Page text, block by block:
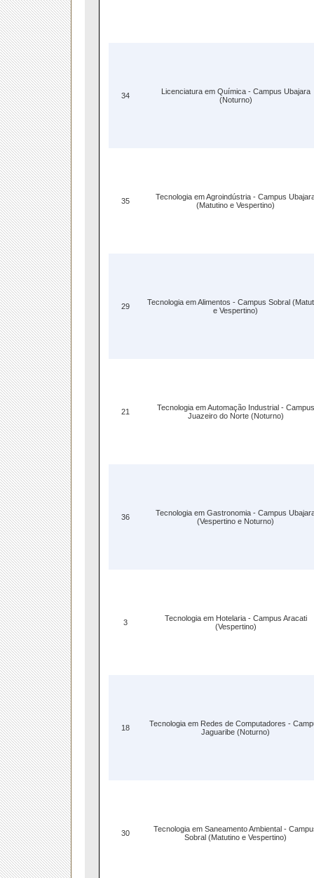
34
Licenciatura em Química - Campus Ubajara
(Noturno)
35
Tecnologia em Agroindústria - Campus
(Matutino e Vespertino)
29
Tecnologia em Alimentos - Campus Sobral
e Vespertino)
21
Tecnologia em Automação Industrial - Campus
Juazeiro do Norte (Noturno)
36
Tecnologia em Gastronomia - Campus
(Vespertino e Noturno)
3
Tecnologia em Hotelaria - Campus Aracati
(Vespertino)
18
Tecnologia em Redes de Computadores -
Jaguaribe (Noturno)
30
Tecnologia em Saneamento Ambiental -
Sobral (Matutino e Vespertino)